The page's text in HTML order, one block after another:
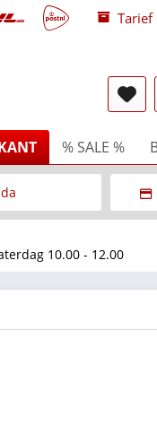
Tarief
% SALE %
10.00 - 12.00